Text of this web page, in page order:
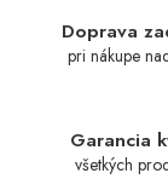
Doprava
pri nákupe
Garancia
všetkých